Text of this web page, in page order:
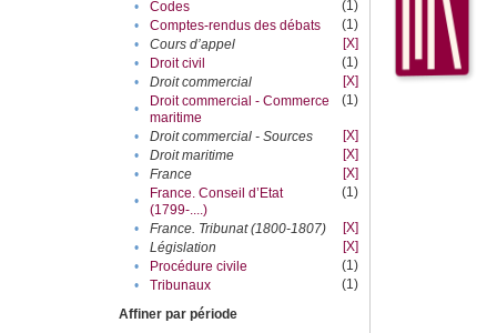
•
Codes
(1)
•
Comptes-rendus des débats
(1)
•
Cours d’appel
[X]
•
Droit civil
(1)
•
Droit commercial
[X]
•
Droit commercial - Commerce
maritime
(1)
• Droit commercial - Sources
[X]
•
Droit maritime
[X]
•
France
[X]
•
France. Conseil d’Etat
(1799-....)
(1)
• France. Tribunat (1800-1807)
[X]
•
Législation
[X]
•
Procédure civile
(1)
•
Tribunaux
(1)
Affiner par période